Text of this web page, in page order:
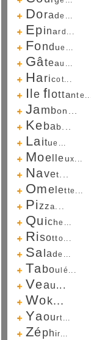
Dorade...
Epinard...
Fond ue...
Gâteau...
Haricot...
I e flottante...
Jam bon...
Kebab...
Laitue...
Moe leux...
Navet...
Ome lette...
Pi zza...
Qu iche...
Risotto...
Salade...
Taboul é...
Veau...
Wok...
Yaourt...
Zéphir...